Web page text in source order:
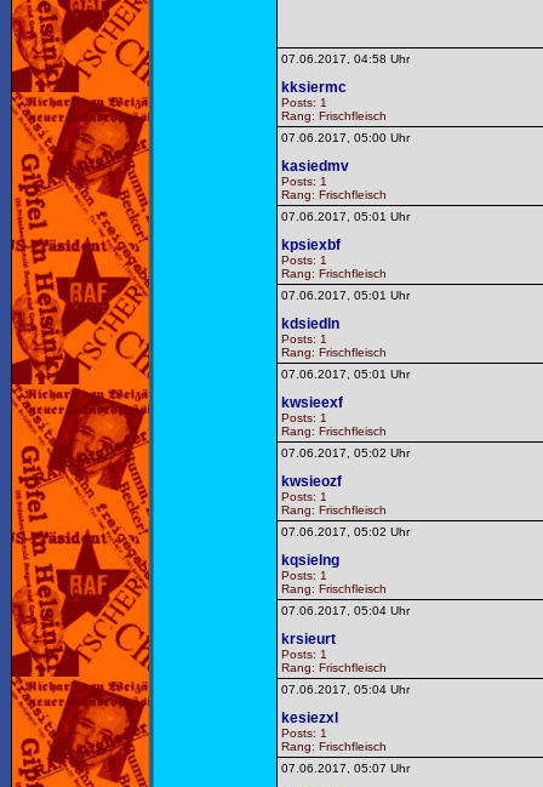
07.06.2017, 04:58 Uhr
kksiermc
Posts: 1
Rang: Frischfleisch
07.06.2017, 05:00 Uhr
kasiedmv
Posts: 1
Rang: Frischfleisch
07.06.2017, 05:01 Uhr
kpsiexbf
Posts: 1
Rang: Frischfleisch
07.06.2017, 05:01 Uhr
kdsiedln
Posts: 1
Rang: Frischfleisch
07.06.2017, 05:01 Uhr
kwsieexf
Posts: 1
Rang: Frischfleisch
07.06.2017, 05:02 Uhr
kwsieozf
Posts: 1
Rang: Frischfleisch
07.06.2017, 05:02 Uhr
kqsielng
Posts: 1
Rang: Frischfleisch
07.06.2017, 05:04 Uhr
krsieurt
Posts: 1
Rang: Frischfleisch
07.06.2017, 05:04 Uhr
kesiezxl
Posts: 1
Rang: Frischfleisch
07.06.2017, 05:07 Uhr